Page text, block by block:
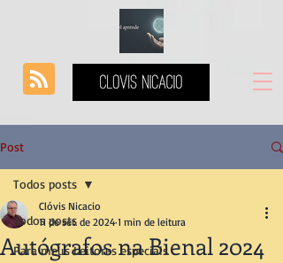
Post
Todos posts
Para meus Leitores especiais
Todos posts
Autógrafos na Bienal 2024
Clóvis Nicacio
11 de set. de 2024 1 min de leitura